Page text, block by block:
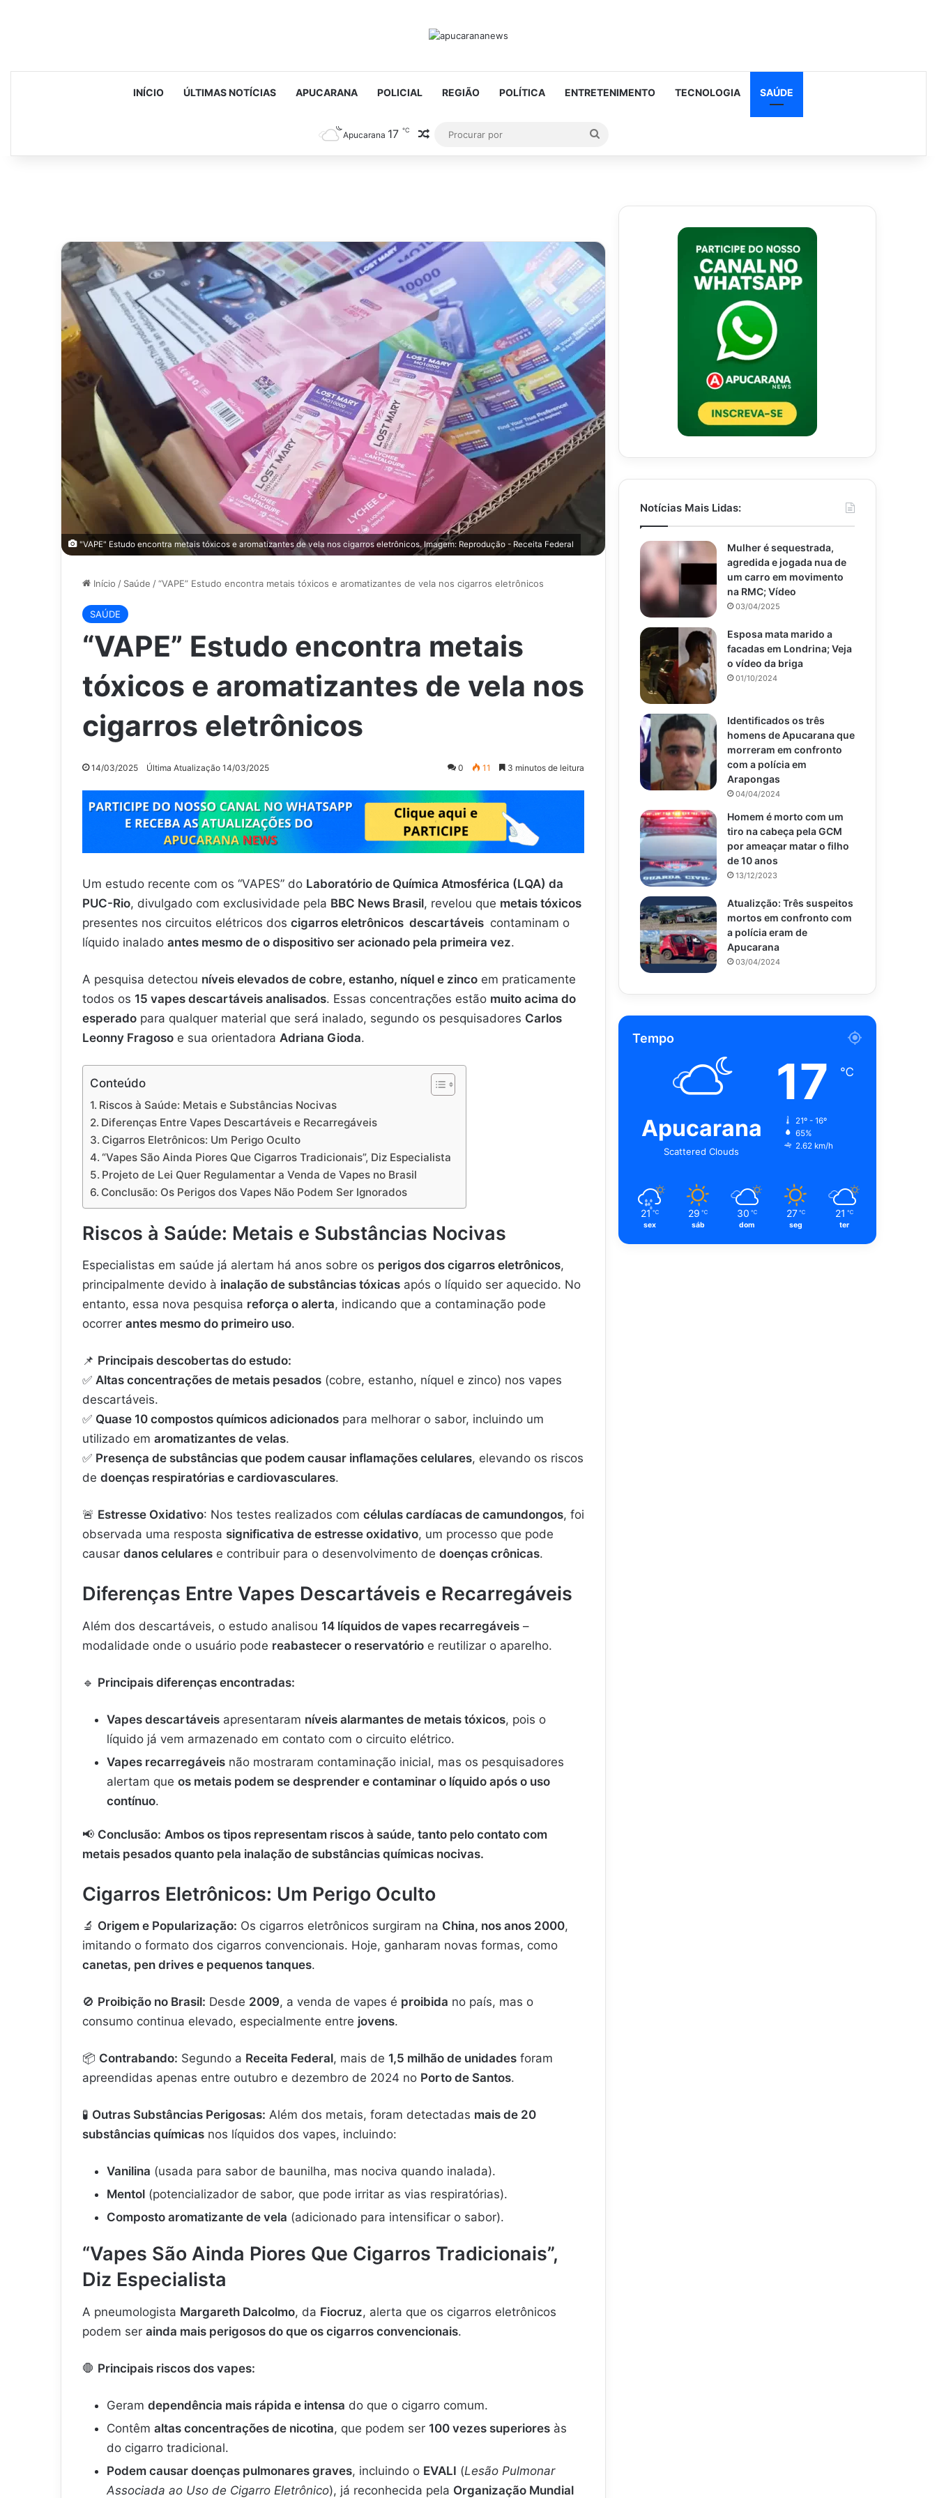
INÍCIO ÚLTIMAS NOTÍCIAS APUCARANA POLICIAL REGIÃO POLÍTICA ENTRETENIMENTO TECNOLOGIA SAÚDE
Apucarana 17 ℃ Artigo aleatório
por
"VAPE" Estudo encontra metais tóxicos e aromatizantes de vela nos cigarros eletrônicos. Imagem: Reprodução - Receita Federal
Início / Saúde /“VAPE” Estudo encontra metais tóxicos e aromatizantes de vela nos cigarros eletrônicos
SAÚDE
“VAPE” Estudo encontra metais
tóxicos e aromatizantes de vela nos
cigarros eletrônicos
14/03/2025 Última Atualização 14/03/2025 0 11 3 minutos de leitura
Um estudo recente com os “VAPES” do Laboratório de Química Atmosférica (LQA) da
PUC-Rio, divulgado com exclusividade pela BBC News Brasil, revelou que metais tóxicos
presentes nos circuitos elétricos dos cigarros eletrônicos descartáveis contaminam o
líquido inalado antes mesmo de o dispositivo ser acionado pela primeira vez.
A pesquisa detectou níveis elevados de cobre, estanho, níquel e zinco em praticamente
todos os 15 vapes descartáveis analisados. Essas concentrações estão muito acima do
esperado para qualquer material que será inalado, segundo os pesquisadores Carlos
Leonny Fragoso e sua orientadora Adriana Gioda.
Conteúdo
Riscos à Saúde: Metais e Substâncias Nocivas
Diferenças Entre Vapes Descartáveis e Recarregáveis
Cigarros Eletrônicos: Um Perigo Oculto
“Vapes São Ainda Piores Que Cigarros Tradicionais”, Diz Especialista
Projeto de Lei Quer Regulamentar a Venda de Vapes no Brasil
Conclusão: Os Perigos dos Vapes Não Podem Ser Ignorados
Riscos à Saúde: Metais e Substâncias Nocivas
Especialistas em saúde já alertam há anos sobre os perigos dos cigarros eletrônicos,
principalmente devido à inalação de substâncias tóxicas após o líquido ser aquecido. No
entanto, essa nova pesquisa reforça o alerta, indicando que a contaminação pode
ocorrer antes mesmo do primeiro uso.
📌 Principais descobertas do estudo:
✅ Altas concentrações de metais pesados (cobre, estanho, níquel e zinco) nos vapes
descartáveis.
✅ Quase 10 compostos químicos adicionados para melhorar o sabor, incluindo um
utilizado em aromatizantes de velas.
✅ Presença de substâncias que podem causar inflamações celulares, elevando os riscos
de doenças respiratórias e cardiovasculares.
🚨 Estresse Oxidativo: Nos testes realizados com células cardíacas de camundongos, foi
observada uma resposta significativa de estresse oxidativo, um processo que pode
causar danos celulares e contribuir para o desenvolvimento de doenças crônicas.
Diferenças Entre Vapes Descartáveis e Recarregáveis
Além dos descartáveis, o estudo analisou 14 líquidos de vapes recarregáveis –
modalidade onde o usuário pode reabastecer o reservatório e reutilizar o aparelho.
🔹 Principais diferenças encontradas:
Vapes descartáveis apresentaram níveis alarmantes de metais tóxicos, pois o
líquido já vem armazenado em contato com o circuito elétrico.
Vapes recarregáveis não mostraram contaminação inicial, mas os pesquisadores
alertam que os metais podem se desprender e contaminar o líquido após o uso
contínuo.
📢 Conclusão: Ambos os tipos representam riscos à saúde, tanto pelo contato com
metais pesados quanto pela inalação de substâncias químicas nocivas.
Cigarros Eletrônicos: Um Perigo Oculto
🔬 Origem e Popularização: Os cigarros eletrônicos surgiram na China, nos anos 2000,
imitando o formato dos cigarros convencionais. Hoje, ganharam novas formas, como
canetas, pen drives e pequenos tanques.
🚫 Proibição no Brasil: Desde 2009, a venda de vapes é proibida no país, mas o
consumo continua elevado, especialmente entre jovens.
📦 Contrabando: Segundo a Receita Federal, mais de 1,5 milhão de unidades foram
apreendidas apenas entre outubro e dezembro de 2024 no Porto de Santos.
🧪 Outras Substâncias Perigosas: Além dos metais, foram detectadas mais de 20
substâncias químicas nos líquidos dos vapes, incluindo:
Vanilina (usada para sabor de baunilha, mas nociva quando inalada).
Mentol (potencializador de sabor, que pode irritar as vias respiratórias).
Composto aromatizante de vela (adicionado para intensificar o sabor).
“Vapes São Ainda Piores Que Cigarros Tradicionais”,
Diz Especialista
A pneumologista Margareth Dalcolmo, da Fiocruz, alerta que os cigarros eletrônicos
podem ser ainda mais perigosos do que os cigarros convencionais.
🛑 Principais riscos dos vapes:
Geram dependência mais rápida e intensa do que o cigarro comum.
Contêm altas concentrações de nicotina, que podem ser 100 vezes superiores às
do cigarro tradicional.
Podem causar doenças pulmonares graves, incluindo o EVALI (Lesão Pulmonar
Associada ao Uso de Cigarro Eletrônico), já reconhecida pela Organização Mundial
Notícias Mais Lidas:
Mulher é sequestrada,
agredida e jogada nua de
um carro em movimento
na RMC; Vídeo
03/04/2025
Esposa mata marido a
facadas em Londrina; Veja
o vídeo da briga
01/10/2024
Identificados os três
homens de Apucarana que
morreram em confronto
com a polícia em
Arapongas
04/04/2024
Homem é morto com um
tiro na cabeça pela GCM
por ameaçar matar o filho
de 10 anos
13/12/2023
Atualizção: Três suspeitos
mortos em confronto com
a polícia eram de
Apucarana
03/04/2024
Tempo
Apucarana
Scattered Clouds
17 ℃
21º - 16º
65%
2.62 km/h
21 ℃
sex
29 ℃
sáb
30 ℃
dom
27 ℃
seg
21 ℃
ter